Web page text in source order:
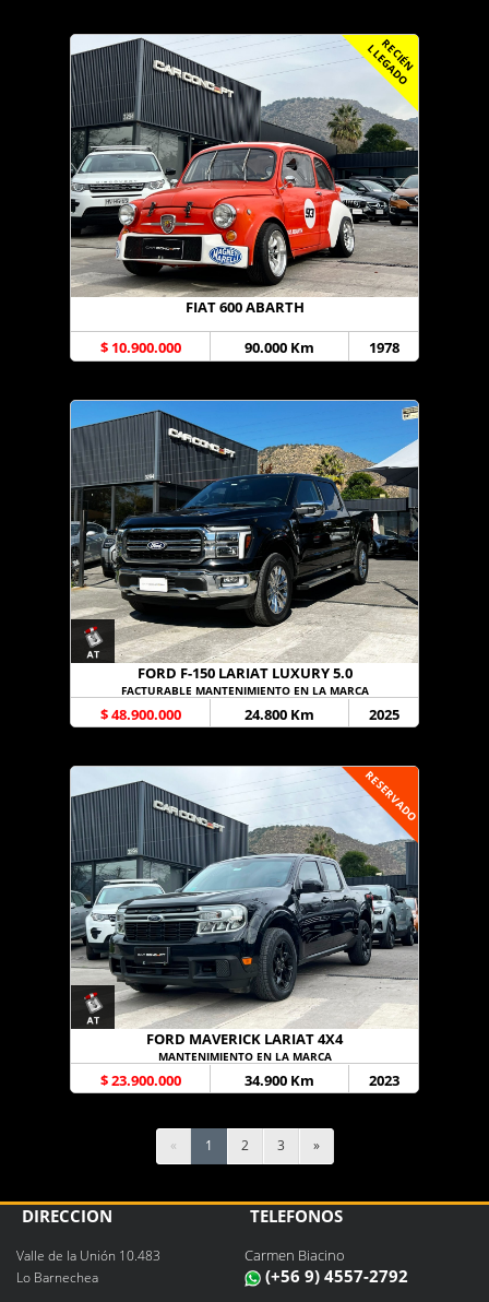
R
E
C
I
É
N
L
L
E
G
A
D
O
FIAT 600 ABARTH
$ 10.900.000 90.000 Km 1978
FORD F-150 LARIAT LUXURY 5.0
FACTURABLE MANTENIMIENTO EN LA MARCA
$ 48.900.000 24.800 Km 2025
RESERVADO
FORD MAVERICK LARIAT 4X4
MANTENIMIENTO EN LA MARCA
$ 23.900.000 34.900 Km 2023
« 1 2 3 »
DIRECCIÓN
Valle de la Unión 10.483
Lo Barnechea
TELÉFONOS
Carmen Biacino
(+56 9) 4557-2792